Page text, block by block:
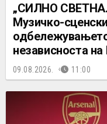
„СИЛНО
Музичко-
независноста
09.08.2026. 11:00